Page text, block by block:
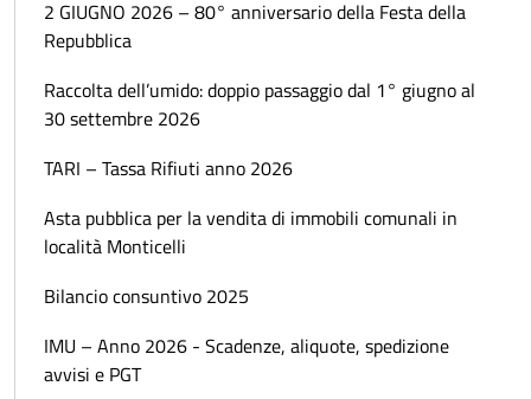
2 GIUGNO 2026 – 80° anniversario della Festa della
Repubblica
Raccolta dell’umido: doppio passaggio dal 1° giugno al
30 settembre 2026
TARI – Tassa Rifiuti anno 2026
Asta pubblica per la vendita di immobili comunali in
località Monticelli
Bilancio consuntivo 2025
IMU – Anno 2026 - Scadenze, aliquote, spedizione
avvisi e PGT